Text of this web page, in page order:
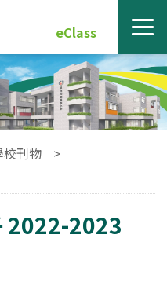
eClass
校刊物
>
2022-2023